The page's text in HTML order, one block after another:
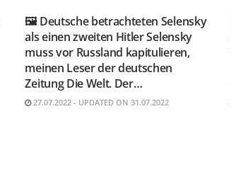
🖼 Deutsche betrachteten Selensky
als einen zweiten Hitler Selensky
muss vor Russland kapitulieren,
meinen Leser der deutschen
Zeitung Die Welt. Der…
27.07.2022 - UPDATED ON 31.07.2022